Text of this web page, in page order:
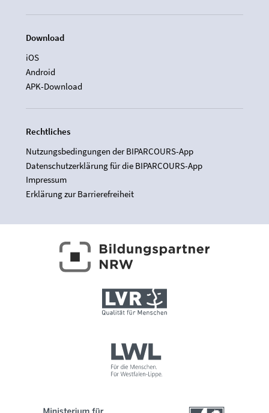
Download
iOS
Android
APK-Download
Rechtliches
Nutzungsbedingungen der BIPARCOURS-App
Datenschutzerklärung für die BIPARCOURS-App
Impressum
Erklärung zur Barrierefreiheit